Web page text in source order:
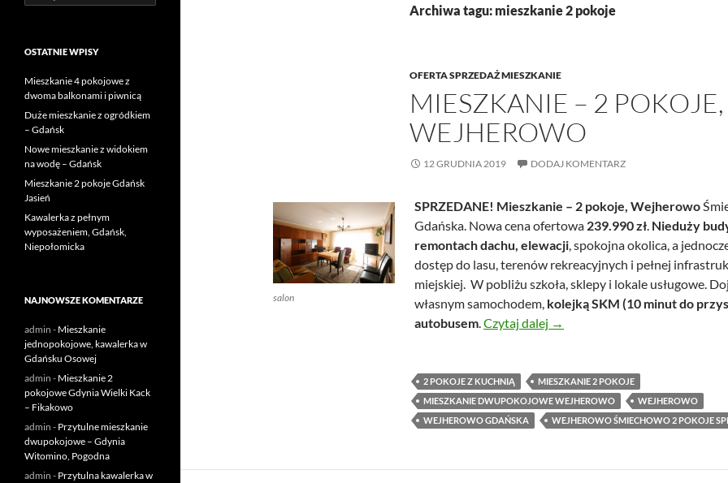
Archiwa tagu: mieszkanie 2 pokoje
OFERTA SPRZEDAŻ MIESZKANIE
MIESZKANIE – 2 POKOJE,
WEJHEROWO
12 GRUDNIA 2019 DODAJ KOMENTARZ
salon
SPRZEDANE! Mieszkanie – 2 pokoje, Wejherowo
Gdańska. Nowa cena ofertowa 239.990 zł. Nieduży
remontach dachu, elewacji, spokojna okolica, a
dostęp do lasu, terenów rekreacyjnych i pełnej
miejskiej. W pobliżu szkoła, sklepy i lokale usługowe.
własnym samochodem, kolejką SKM (10 minut do
autobusem.Czytaj dalej Mieszkanie – 2 pokoje,
→
2 POKOJE Z KUCHNIĄ
MIESZKANIE 2 POKOJE
MIESZKANIE DWUPOKOJOWE WEJHEROWO
WEJHEROWO
WEJHEROWO GDAŃSKA
WEJHEROWO ŚMIECHOWO 2 POKOJE
OSTATNIE WPISY
Mieszkanie 4 pokojowe z
dwoma balkonami i piwnicą
Duże mieszkanie z ogródkiem
– Gdańsk
Nowe mieszkanie z widokiem
na wodę – Gdańsk
Mieszkanie 2 pokoje Gdańsk
Jasień
Kawalerka z pełnym
wyposażeniem, Gdańsk,
Niepołomicka
NAJNOWSZE KOMENTARZE
admin - Mieszkanie
jednopokojowe, kawalerka w
Gdańsku Osowej
admin - Mieszkanie 2
pokojowe Gdynia Wielki Kack
– Fikakowo
admin - Przytulne mieszkanie
dwupokojowe – Gdynia
Witomino, Pogodna
admin - Przytulna kawalerka w